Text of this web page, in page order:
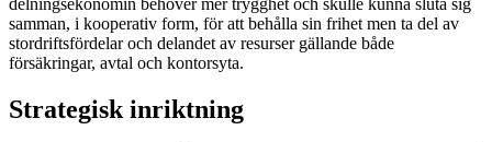
samman, i kooperativ form, för att behålla sin frihet men ta del av
stordriftsfördelar och delandet av resurser gällande både
försäkringar, avtal och kontorsyta.
Strategisk inriktning